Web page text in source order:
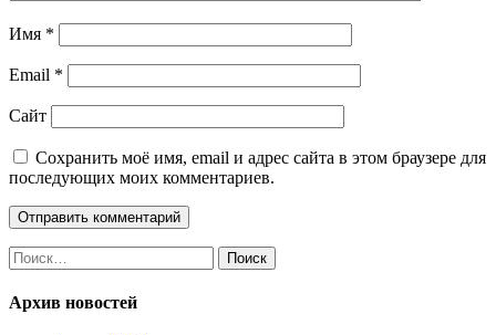
Имя *
Email *
Сайт
Сохранить моё имя, email и адрес сайта в этом браузере для
последующих моих комментариев.
Найти:
Архив новостей